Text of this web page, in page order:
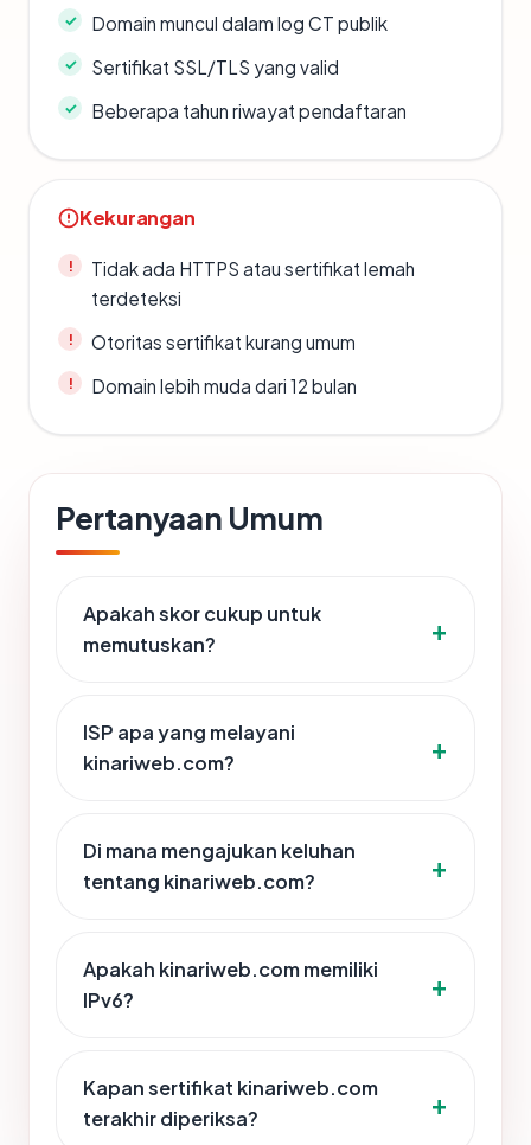
Domain muncul dalam log CT publik
Sertifikat SSL/TLS yang valid
Beberapa tahun riwayat pendaftaran
Kekurangan
Tidak ada HTTPS atau sertifikat lemah
terdeteksi
Otoritas sertifikat kurang umum
Domain lebih muda dari 12 bulan
Pertanyaan Umum
Apakah skor cukup untuk
memutuskan?
ISP apa yang melayani
kinariweb.com?
Di mana mengajukan keluhan
tentang kinariweb.com?
Apakah kinariweb.com memiliki
IPv6?
Kapan sertifikat kinariweb.com
terakhir diperiksa?